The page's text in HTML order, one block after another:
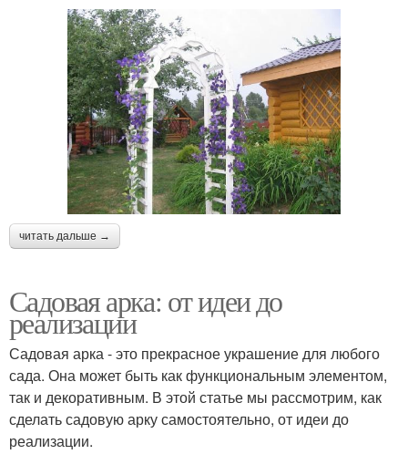
читать дальше →
Садовая арка: от идеи до
реализации
Садовая арка - это прекрасное украшение для любого
сада. Она может быть как функциональным элементом,
так и декоративным. В этой статье мы рассмотрим, как
сделать садовую арку самостоятельно, от идеи до
реализации.